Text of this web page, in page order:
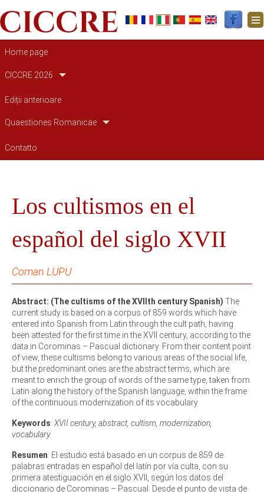
Navigazione principale
Home page
CICCRE 2026
Ediții anterioare
Quaestiones Romanicae
Contatto
Los cultismos en el
español del siglo XVII
Coman LUPU
Abstract: (The cultisms of the XVIIth century Spanish) The
current study is based on a corpus of 859 words which have
entered into Spanish from Latin through the cult path, having
been attested for the first time in the XVII century, according to the
data in Corominas – Pascual dictionary. From their content point
of view, these cultisms belong to various areas of the social life,
but the predominant ones are the abstract terms, which are
meant to enrich the group of words of the same type, taken from
Latin along the history of the Spanish language, within the frame
of the continuous modernization of its vocabulary
Keywords: XVII century, abstract, cultism, modernization,
vocabulary.
Resumen: El estudio está basado en un corpus de 859 de
palabras entradas en español del latín por vía culta, con su
primera atestiguación en el siglo XVII, según los datos del
diccionario de Corominas – Pascual. Desde el punto de vista de